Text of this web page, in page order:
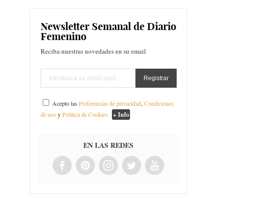
Newsletter Semanal de Diario
Femenino
Reciba nuestras novedades en su email
Acepto lasPreferencias de privacidad,Condiciones
de usoyPolítica de Cookies + Info
EN LAS REDES